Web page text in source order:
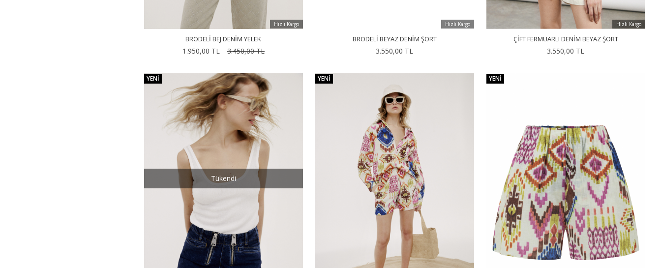
Hızlı Kargo
BRODELI BEJ DENIM YELEK
1.950,00 TL 3.450,00 TL
Hızlı Kargo
BRODELI BEYAZ DENIM ŞORT
3.550,00 TL
Hızlı Kargo
ÇIFT FERMUARLI DENIM BEYAZ ŞORT
3.550,00 TL
Tükendi
YENI YENI YENI